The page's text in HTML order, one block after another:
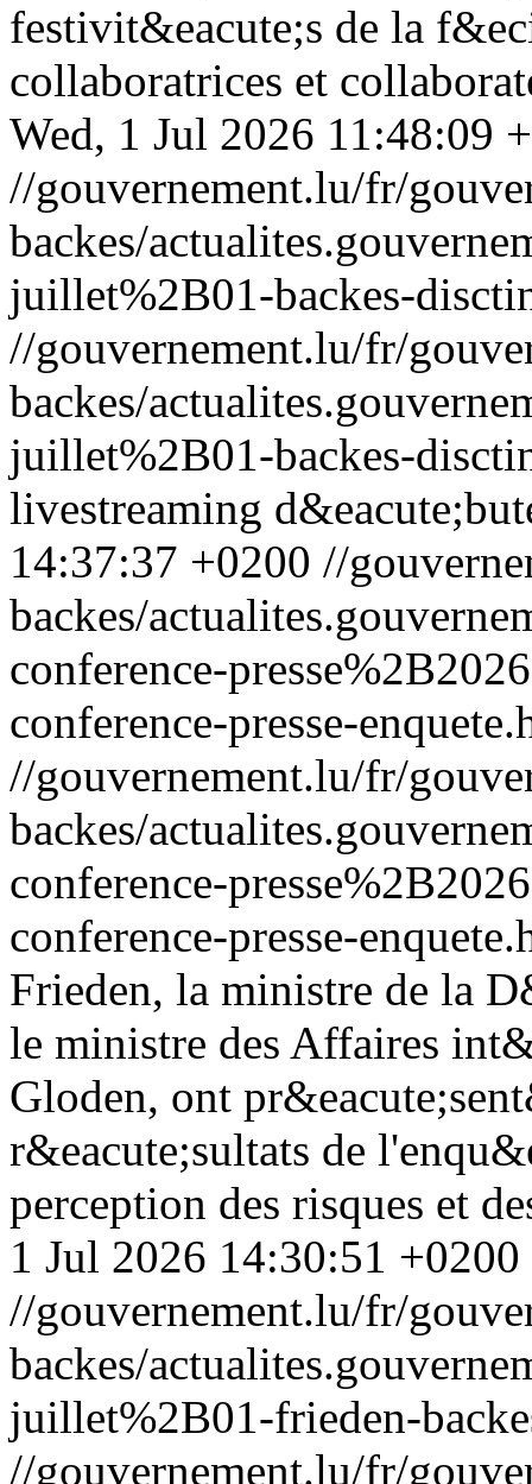
festivit&eacute;s de la
collaboratrices et
Wed, 1 Jul 2026 11:48:09
//gouvernement.lu/fr/
backes/
juillet%2B01-backes-
//gouvernement.lu/fr/
backes/
juillet%2B01-backes-
livestreaming
14:37:37 +0200 //
backes/
conference-
conference-presse-
//gouvernement.lu/fr/
backes/
conference-
conference-presse-
Frieden, la ministre de la
le ministre des Affaires
Gloden, ont
r&eacute;sultats de
perception des risques et
1 Jul 2026 14:30:51 +0200
//gouvernement.lu/fr/
backes/
juillet%2B01-frieden-
//gouvernement.lu/fr/